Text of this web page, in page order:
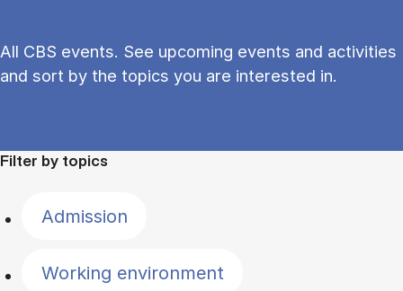
All CBS events. See upcoming events and activities
and sort by the topics you are interested in.
Filter by topics
Admission
Working environment